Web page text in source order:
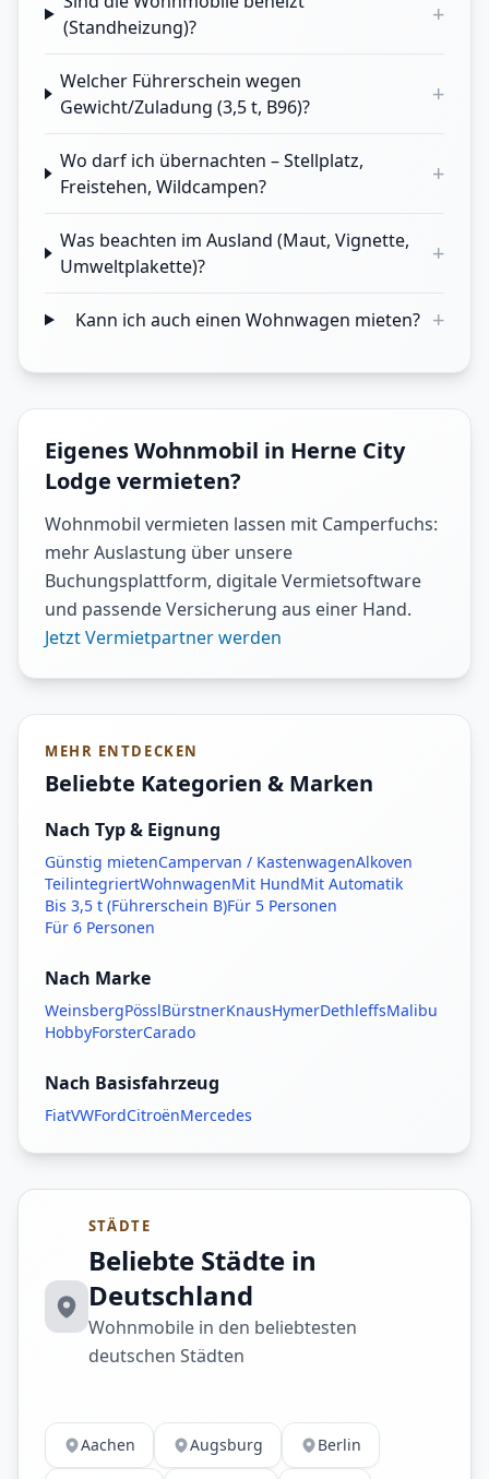
(Standheizung)?
+
Welcher Führerschein wegen
Gewicht/Zuladung (3,5 t, B96)?
+
Wo darf ich übernachten – Stellplatz,
Freistehen, Wildcampen?
+
Was beachten im Ausland (Maut, Vignette,
Umweltplakette)?
+
Kann ich auch einen Wohnwagen mieten? +
Eigenes Wohnmobil in Herne City
Lodge vermieten?
Wohnmobil vermieten lassen mit Camperfuchs:
mehr Auslastung über unsere
Buchungsplattform, digitale Vermietsoftware
und passende Versicherung aus einer Hand.
Jetzt Vermietpartner werden
MEHR ENTDECKEN
Beliebte Kategorien & Marken
Nach Typ & Eignung
Günstig mietenCampervan / KastenwagenAlkoven
TeilintegriertWohnwagenMit HundMit Automatik
Bis 3,5 t (Führerschein B)Für 5 Personen
Für 6 Personen
Nach Marke
WeinsbergPösslBürstnerKnausHymerDethleffsMalibu
HobbyForsterCarado
Nach Basisfahrzeug
FiatVWFordCitroënMercedes
STÄDTE
Beliebte Städte in
Deutschland
Wohnmobile in den beliebtesten
deutschen Städten
Aachen Augsburg Berlin